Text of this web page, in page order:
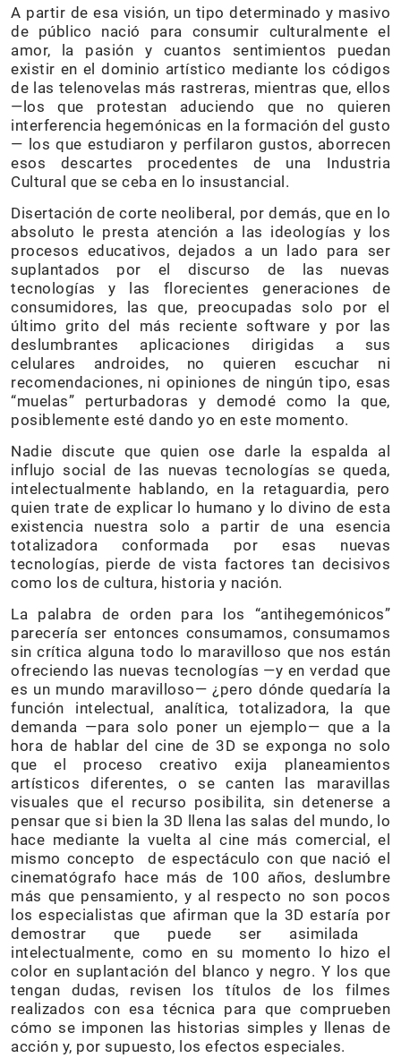
A partir de esa visión, un tipo determinado y masivo
de público nació para consumir culturalmente el
amor, la pasión y cuantos sentimientos puedan
existir en el dominio artístico mediante los códigos
de las telenovelas más rastreras, mientras que, ellos
—los que protestan aduciendo que no quieren
interferencia hegemónicas en la formación del gusto
— los que estudiaron y perfilaron gustos, aborrecen
esos descartes procedentes de una Industria
Cultural que se ceba en lo insustancial.
Disertación de corte neoliberal, por demás, que en lo
absoluto le presta atención a las ideologías y los
procesos educativos, dejados a un lado para ser
suplantados por el discurso de las nuevas
tecnologías y las florecientes generaciones de
consumidores, las que, preocupadas solo por el
último grito del más reciente software y por las
deslumbrantes aplicaciones dirigidas a sus
celulares androides, no quieren escuchar ni
recomendaciones, ni opiniones de ningún tipo, esas
“muelas” perturbadoras y demodé como la que,
posiblemente esté dando yo en este momento.
Nadie discute que quien ose darle la espalda al
influjo social de las nuevas tecnologías se queda,
intelectualmente hablando, en la retaguardia, pero
quien trate de explicar lo humano y lo divino de esta
existencia nuestra solo a partir de una esencia
totalizadora conformada por esas nuevas
tecnologías, pierde de vista factores tan decisivos
como los de cultura, historia y nación.
La palabra de orden para los “antihegemónicos”
parecería ser entonces consumamos, consumamos
sin crítica alguna todo lo maravilloso que nos están
ofreciendo las nuevas tecnologías —y en verdad que
es un mundo maravilloso— ¿pero dónde quedaría la
función intelectual, analítica, totalizadora, la que
demanda —para solo poner un ejemplo— que a la
hora de hablar del cine de 3D se exponga no solo
que el proceso creativo exija planeamientos
artísticos diferentes, o se canten las maravillas
visuales que el recurso posibilita, sin detenerse a
pensar que si bien la 3D llena las salas del mundo, lo
hace mediante la vuelta al cine más comercial, el
mismo concepto de espectáculo con que nació el
cinematógrafo hace más de 100 años, deslumbre
más que pensamiento, y al respecto no son pocos
los especialistas que afirman que la 3D estaría por
demostrar que puede ser asimilada
intelectualmente, como en su momento lo hizo el
color en suplantación del blanco y negro. Y los que
tengan dudas, revisen los títulos de los filmes
realizados con esa técnica para que comprueben
cómo se imponen las historias simples y llenas de
acción y, por supuesto, los efectos especiales.